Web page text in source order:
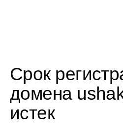
Срок
домена
истек